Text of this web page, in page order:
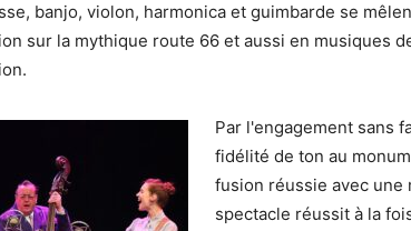
banjo, violon, harmonica et guimbarde se
sur la mythique route 66 et aussi en musiques
Par l'engagement sans
fidélité de ton au
fusion réussie avec une
spectacle réussit à la